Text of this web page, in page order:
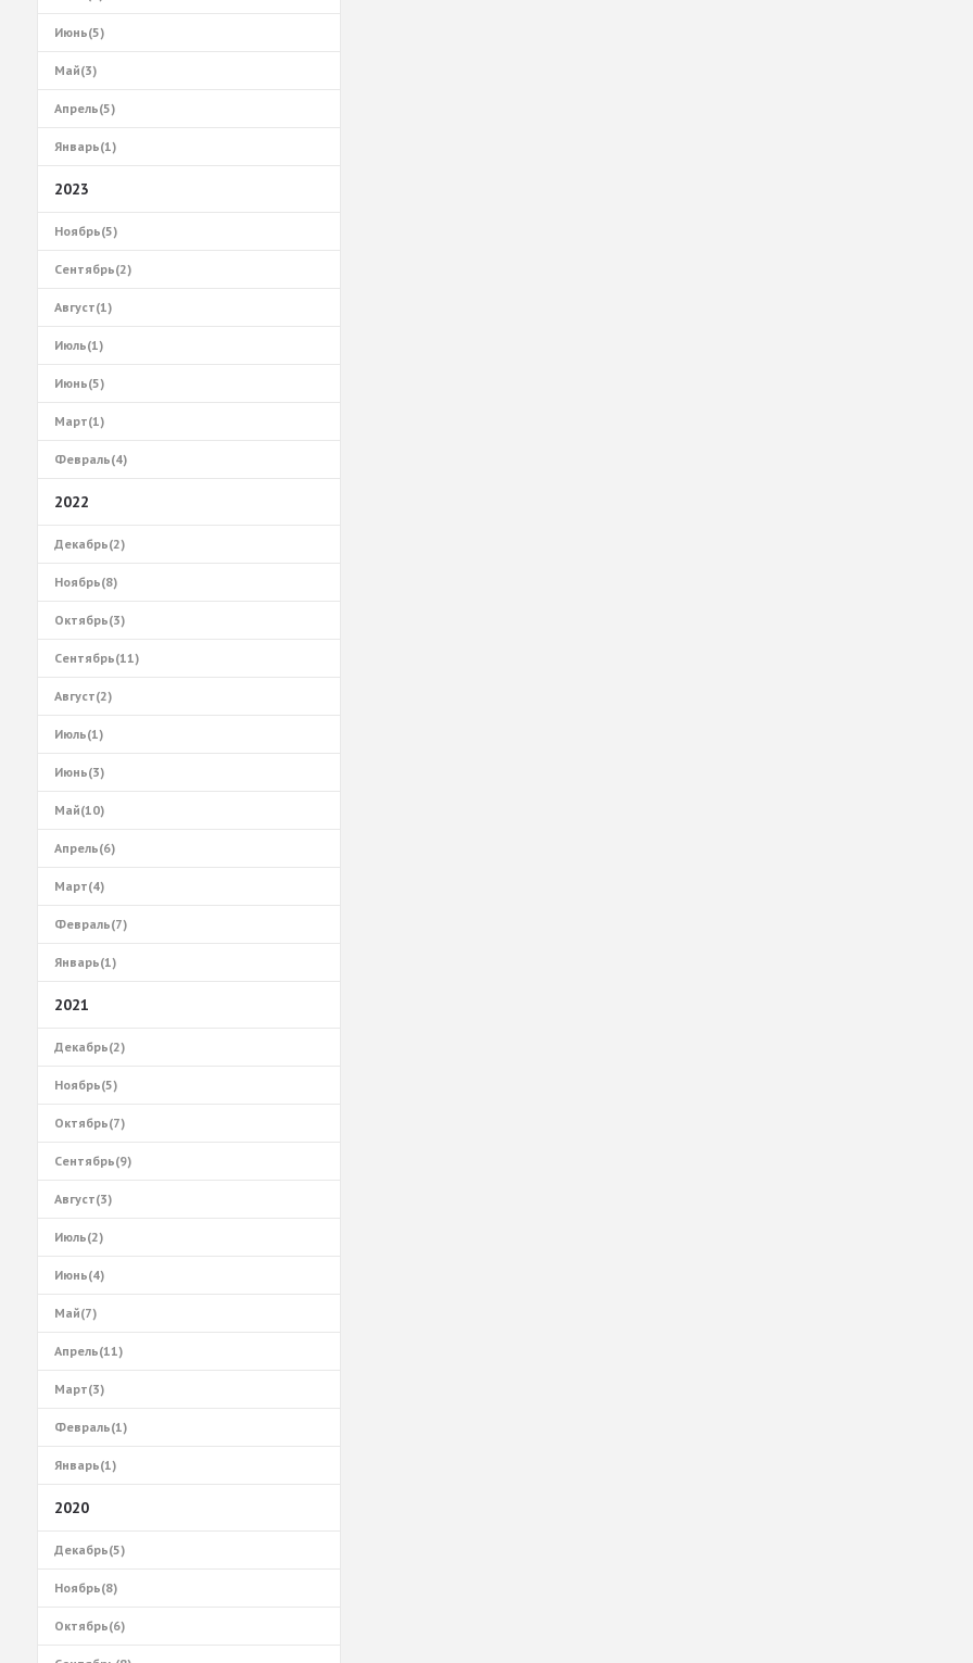
Июнь(5)
Май(3)
Апрель(5)
Январь(1)
2023
Ноябрь(5)
Сентябрь(2)
Август(1)
Июль(1)
Июнь(5)
Март(1)
Февраль(4)
2022
Декабрь(2)
Ноябрь(8)
Октябрь(3)
Сентябрь(11)
Август(2)
Июль(1)
Июнь(3)
Май(10)
Апрель(6)
Март(4)
Февраль(7)
Январь(1)
2021
Декабрь(2)
Ноябрь(5)
Октябрь(7)
Сентябрь(9)
Август(3)
Июль(2)
Июнь(4)
Май(7)
Апрель(11)
Март(3)
Февраль(1)
Январь(1)
2020
Декабрь(5)
Ноябрь(8)
Октябрь(6)